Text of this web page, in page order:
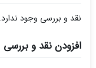
نقد و بررسی وجود ندارد.
افزودن نقد و بررسی